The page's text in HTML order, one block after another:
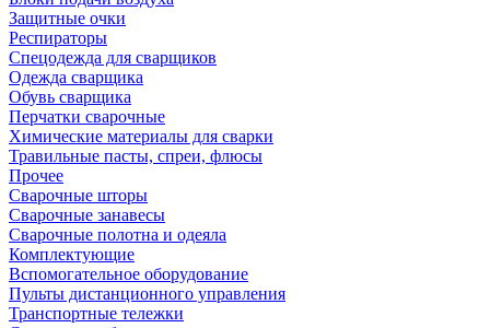
Защитные очки
Респираторы
Спецодежда для сварщиков
Одежда сварщика
Обувь сварщика
Перчатки сварочные
Химические материалы для сварки
Травильные пасты, спреи, флюсы
Прочее
Сварочные шторы
Сварочные занавесы
Сварочные полотна и одеяла
Комплектующие
Вспомогательное оборудование
Пульты дистанционного управления
Транспортные тележки